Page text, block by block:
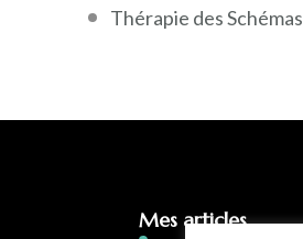
Thérapie des Schémas
Mes articles